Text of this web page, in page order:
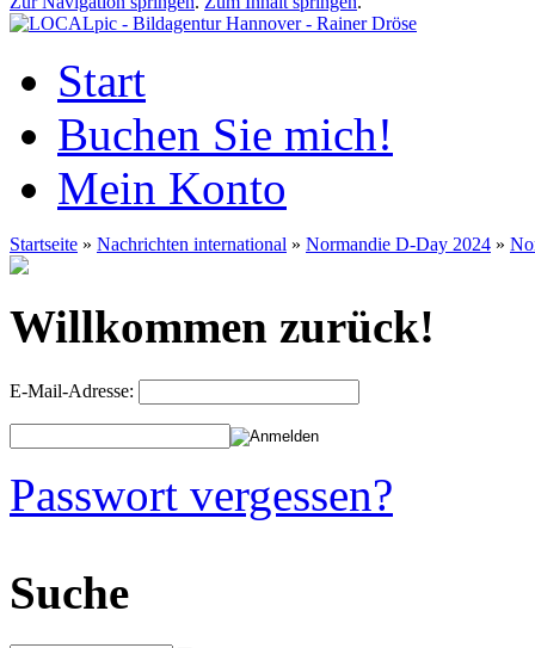
Start
Buchen Sie mich!
Mein Konto
Startseite » Nachrichten international » Normandie D-Day 2024 »
Willkommen zurück!
E-Mail-Adresse:
Passwort vergessen?
Suche